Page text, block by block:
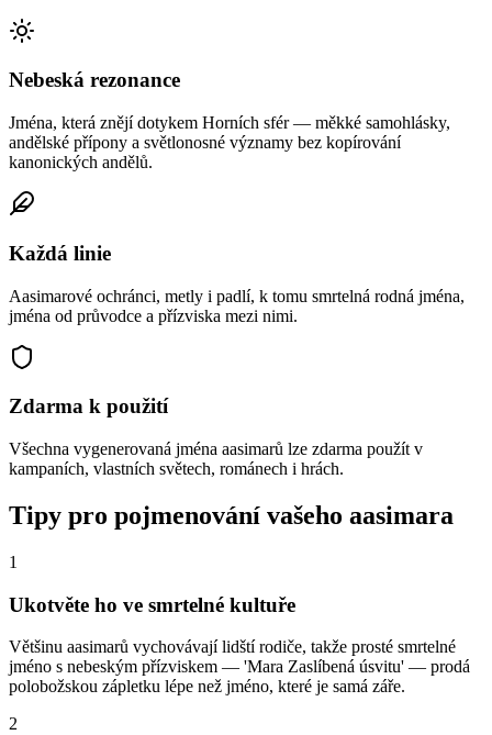
Nebeská rezonance
Jména, která znějí dotykem Horních sfér — měkké samohlásky,
andělské přípony a světlonosné významy bez kopírování
kanonických andělů.
Každá linie
Aasimarové ochránci, metly i padlí, k tomu smrtelná rodná jména,
jména od průvodce a přízviska mezi nimi.
Zdarma k použití
Všechna vygenerovaná jména aasimarů lze zdarma použít v
kampaních, vlastních světech, románech i hrách.
Tipy pro pojmenování vašeho aasimara
1
Ukotvěte ho ve smrtelné kultuře
Většinu aasimarů vychovávají lidští rodiče, takže prosté smrtelné
jméno s nebeským přízviskem — 'Mara Zaslíbená úsvitu' — prodá
polobožskou zápletku lépe než jméno, které je samá záře.
2